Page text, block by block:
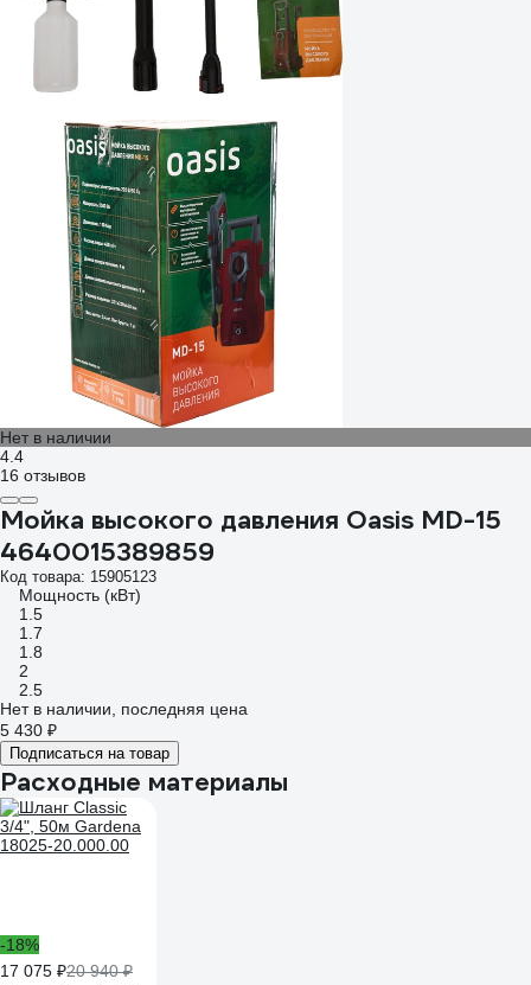
Нет в наличии
4.4
16 отзывов
Мойка высокого давления Oasis MD-15
4640015389859
Код товара: 15905123
Мощность (кВт)
1.5
1.7
1.8
2
2.5
Нет в наличии, последняя цена
5 430 ₽
Подписаться на товар
Расходные материалы
-18%
17 075 ₽20 940 ₽